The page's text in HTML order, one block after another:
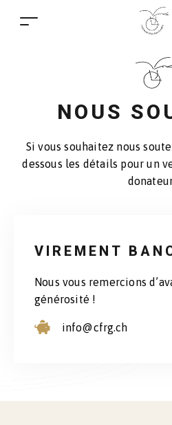
NOUS
Si vous souhaitez nous
dessous les détails pour un
VIREMENT
Nous vous remercions
générosité !
info@cfrg.ch